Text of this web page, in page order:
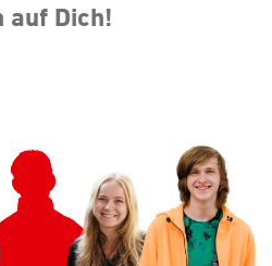
auf Dich!